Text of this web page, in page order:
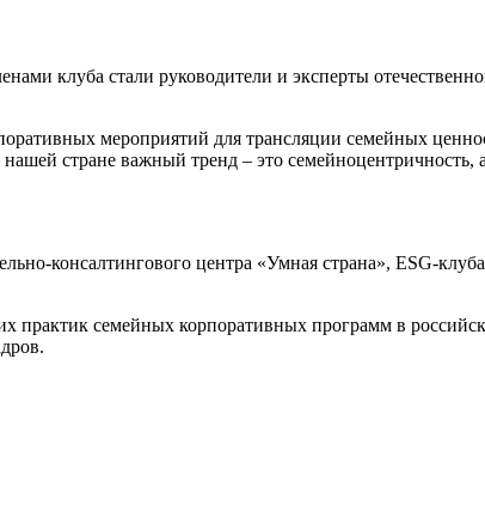
клуба стали руководители и эксперты
мероприятий для трансляции семейных
стране важный тренд – это
консалтингового центра «Умная страна», ESG-
семейных корпоративных программ в